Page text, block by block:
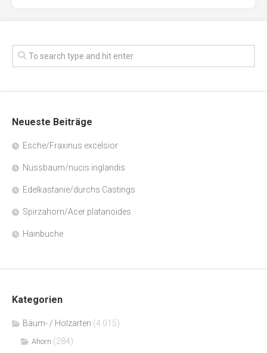
Neueste Beiträge
Esche/Fraxinus excelsior
Nussbaum/nucis inglandis
Edelkastanie/durchs Castings
Spirzahorn/Acer platanoides
Hainbuche
Kategorien
Bäum- / Holzarten (4.015)
Ahorn (284)